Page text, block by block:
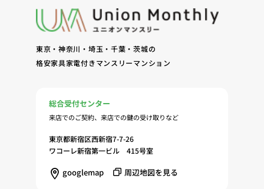
守、管理（9）サービスの改善のためおよびサービ
スの企画、研究および開発のため（10）本ポリシー
する情報等の個人情報について、調査・分析会社、
アフィリエーター、SNS事業者、広告関係会社、広
に保有する個人情報と当社から取得する個人情報を
突合して、お客様の当ウェブサイトの利用履歴等の
調査・分析、広告の効果測定およびその結果を利用
し、興味関心・嗜好に応じたサービスに関する広告
（11）本ポリシーへの同意に基づき、提携事業者等
東京・神奈川・埼玉・千葉・茨城の
格安家具家電付きマンスリーマンション
総合受付センター
来店でのご契約、来店での鍵の受け取りなど
東京都新宿区西新宿7-7-26
ワコーレ新宿第一ビル 415号室
googlemap 周辺地図を見る